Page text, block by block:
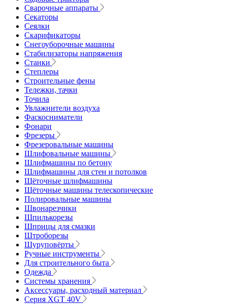
Сварочные аппараты
Секаторы
Сеялки
Скарификаторы
Снегоуборочные машины
Стабилизаторы напряжения
Станки
Степлеры
Строительные фены
Тележки, тачки
Точила
Увлажнители воздуха
Фаскосниматели
Фонари
Фрезеры
Фрезеровальные машины
Шлифовальные машины
Шлифмашины по бетону
Шлифмашины для стен и потолков
Щёточные шлифмашины
Щёточные машины телескопические
Полировальные машины
Швонарезчики
Шпилькорезы
Шприцы для смазки
Штроборезы
Шуруповёрты
Ручные инструменты
Для строительного быта
Одежда
Системы хранения
Аксессуары, расходный материал
Серия XGT 40V